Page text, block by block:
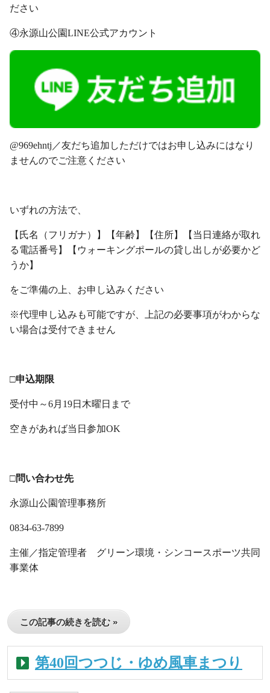
ださい
④永源山公園LINE公式アカウント
@969ehntj／友だち追加しただけではお申し込みにはなり
ませんのでご注意ください
いずれの方法で、
【氏名（フリガナ）】【年齢】【住所】【当日連絡が取れ
る電話番号】【ウォーキングポールの貸し出しが必要かど
うか】
をご準備の上、お申し込みください
※代理申し込みも可能ですが、上記の必要事項がわからな
い場合は受付できません
□申込期限
受付中～6月19日木曜日まで
空きがあれば当日参加OK
□問い合わせ先
永源山公園管理事務所
0834-63-7899
主催／指定管理者 グリーン環境・シンコースポーツ共同
事業体
この記事の続きを読む »
第40回つつじ・ゆめ風車まつり